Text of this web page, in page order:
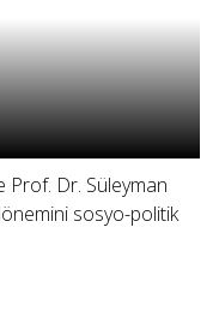
Prof. Dr. Süleyman
sosyo-politik